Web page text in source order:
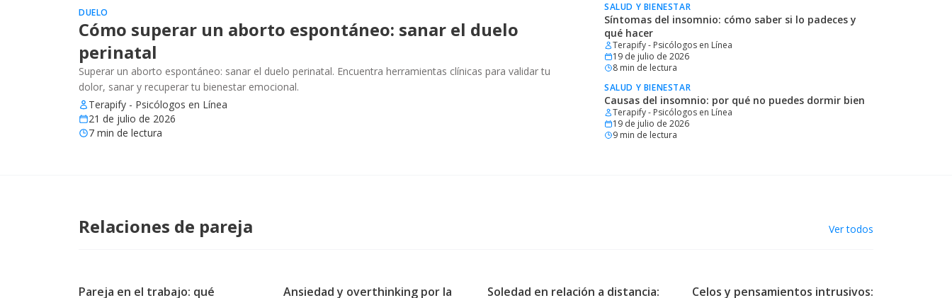
DUELO
Cómo superar un aborto espontáneo: sanar el duelo
perinatal
Superar un aborto espontáneo: sanar el duelo perinatal. Encuentra herramientas clínicas para validar tu
dolor, sanar y recuperar tu bienestar emocional.
Terapify - Psicólogos en Línea
21 de julio de 2026
7 min de lectura
SALUD Y BIENESTAR
Síntomas del insomnio: cómo saber si lo padeces y
qué hacer
Terapify - Psicólogos en Línea
19 de julio de 2026
8 min de lectura
SALUD Y BIENESTAR
Causas del insomnio: por qué no puedes dormir bien
Terapify - Psicólogos en Línea
19 de julio de 2026
9 min de lectura
Relaciones de pareja Ver todos
Pareja en el trabajo: qué
Ansiedad y overthinking por la
Soledad en relación a distancia:
Celos y pensamientos intrusivos: